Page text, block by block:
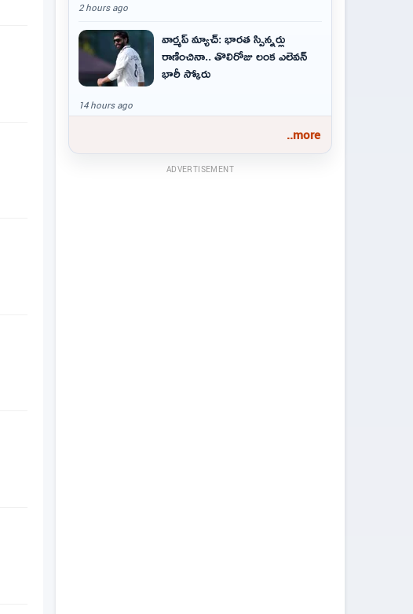
2 hours ago
వార్మప్ మ్యాచ్: భారత స్పిన్నర్లు
రాణించినా.. తొలిరోజు లంక ఎలెవన్
భారీ స్కోరు
14 hours ago
..more
ADVERTISEMENT